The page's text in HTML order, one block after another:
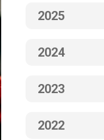
2025
2024
2023
2022